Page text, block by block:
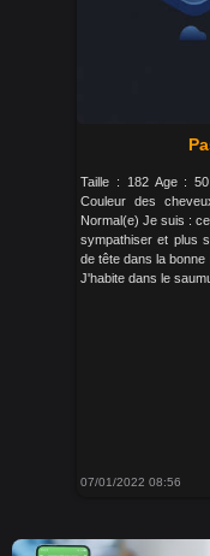
Taille : 182 Age :
Couleur des
Normal(e) Je suis :
sympathiser et plus
de tête dans la bonne
J'habite dans le
07/01/2022 08:56